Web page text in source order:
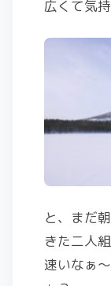
広くて気
と、まだ
きた二人組
速いなぁ